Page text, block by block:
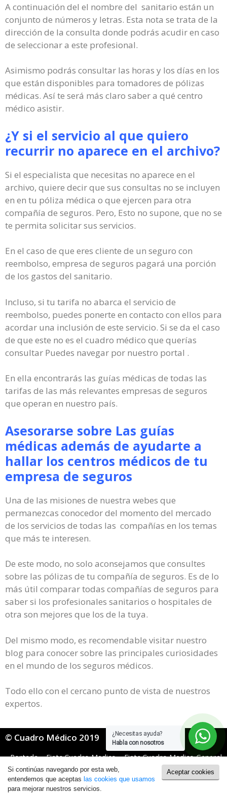
¿Necesitas ayuda?
Habla con nosotros
A continuación del el nombre del sanitario están un
conjunto de números y letras. Esta nota se trata de la
dirección de la consulta donde podrás acudir en caso
de seleccionar a este profesional.
Asimismo podrás consultar las horas y los días en los
que están disponibles para tomadores de pólizas
médicas. Así te será más claro saber a qué centro
médico asistir.
¿Y si el servicio al que quiero
recurrir no aparece en el archivo?
Si el especialista que necesitas no aparece en el
archivo, quiere decir que sus consultas no se incluyen
en en tu póliza médica o que ejercen para otra
compañía de seguros. Pero, Esto no supone, que no se
te permita solicitar sus servicios.
En el caso de que eres cliente de un seguro con
reembolso, empresa de seguros pagará una porción
de los gastos del sanitario.
Incluso, si tu tarifa no abarca el servicio de
reembolso, puedes ponerte en contacto con ellos para
acordar una inclusión de este servicio. Si se da el caso
de que este no es el cuadro médico que querías
consultar Puedes navegar por nuestro portal .
En ella encontrarás las guías médicas de todas las
tarifas de las más relevantes empresas de seguros
que operan en nuestro país.
Asesorarse sobre Las guías
médicas además de ayudarte a
hallar los centros médicos de tu
empresa de seguros
Una de las misiones de nuestra webes que
permanezcas conocedor del momento del mercado
de los servicios de todas las compañías en los temas
que más te interesen.
De este modo, no solo aconsejamos que consultes
sobre las pólizas de tu compañía de seguros. Es de lo
más útil comparar todas compañías de seguros para
saber si los profesionales sanitarios o hospitales de
otra son mejores que los de la tuya.
Del mismo modo, es recomendable visitar nuestro
blog para conocer sobre las principales curiosidades
en el mundo de los seguros médicos.
Todo ello con el cercano punto de vista de nuestros
expertos.
© Cuadro Médico 2019
Portada»Fiatc Cuadro Medico»Fiatc Cuadro Medico General
»
Fiatc Cuadro Medico Sevilla
Política de Cookies|Política de Privacidad
Aceptar cookies
Si continúas navegando por esta web,
entendemos que aceptas las cookies que usamos
para mejorar nuestros servicios.